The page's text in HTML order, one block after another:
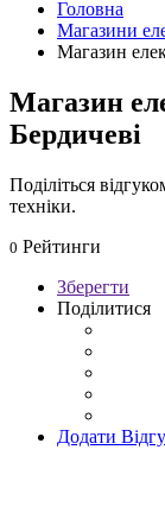
Головна
Магазини
Магазин
Магазин
Бердичеві
Поділіться
техніки.
0 Рейтинги
Зберегти
Поділитися
Додати